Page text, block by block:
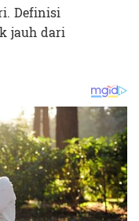
Definisi
jauh dari